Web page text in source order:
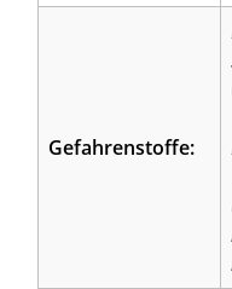
Gefahrenstoffe: